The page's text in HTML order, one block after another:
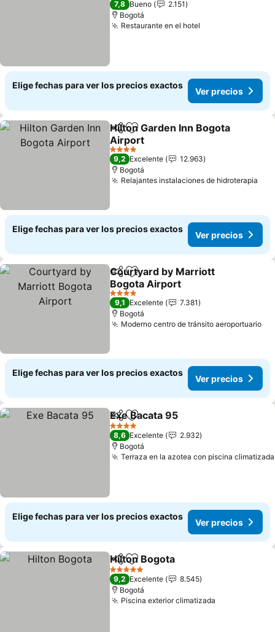
7,8 Bueno
2.151
Bogotá
Restaurante en el hotel
Elige fechas para ver los precios exactos
Ver precios
CompartirAgregar a favoritos
Hilton Garden Inn Bogota
Airport
4 Estrellas
9,2 Excelente
12.963
Bogotá
Relajantes instalaciones de hidroterapia
Elige fechas para ver los precios exactos
Ver precios
CompartirAgregar a favoritos
Courtyard by Marriott
Bogota Airport
4 Estrellas
9,1 Excelente
7.381
Bogotá
Moderno centro de tránsito aeroportuario
Elige fechas para ver los precios exactos
Ver precios
CompartirAgregar a favoritos
Exe Bacata 95
4 Estrellas
8,6 Excelente
2.932
Bogotá
Terraza en la azotea con piscina climatizada
Elige fechas para ver los precios exactos
Ver precios
CompartirAgregar a favoritos
Hilton Bogota
5 Estrellas
9,2 Excelente
8.545
Bogotá
Piscina exterior climatizada